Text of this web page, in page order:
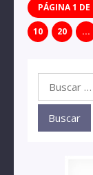
PÁGINA 1 DE
10 20 ...